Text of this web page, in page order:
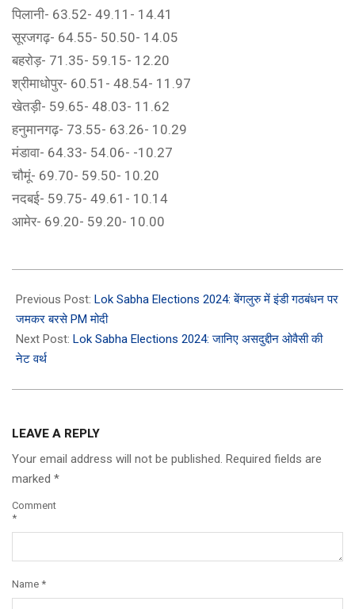
पिलानी- 63.52- 49.11- 14.41
सूरजगढ़- 64.55- 50.50- 14.05
बहरोड़- 71.35- 59.15- 12.20
श्रीमाधोपुर- 60.51- 48.54- 11.97
खेतड़ी- 59.65- 48.03- 11.62
हनुमानगढ़- 73.55- 63.26- 10.29
मंडावा- 64.33- 54.06- -10.27
चौमूं- 69.70- 59.50- 10.20
नदबई- 59.75- 49.61- 10.14
आमेर- 69.20- 59.20- 10.00
04-
21
Previous Post: Lok Sabha Elections 2024: बेंगलुरु में इंडी गठबंधन पर
जमकर बरसे PM मोदी
Next Post: Lok Sabha Elections 2024: जानिए असदुद्दीन ओवैसी की
नेट वर्थ
LEAVE A REPLY
Your email address will not be published. Required fields are
marked *
Comment
*
Name *